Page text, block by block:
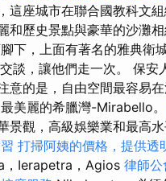
座城市在聯合國教科文組
和歷史景點與豪華的沙灘
下，上面有著名的雅典衛
談，讓他們走一次。 保安
意的是，自由空間最容易
美麗的希臘灣-Mirabello。
景觀，高級娛樂業和最高
打掃阿姨的價格，提供透
，Ierapetra，Agios 律師公